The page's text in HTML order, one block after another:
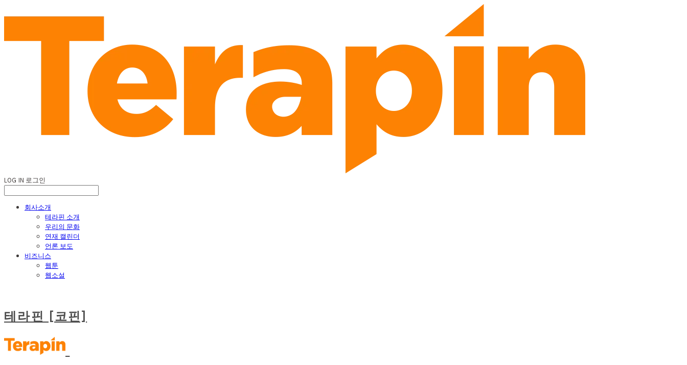
LOG IN 로그인
회사소개
테라핀 소개
우리의 문화
연재 캘린더
언론 보도
비즈니스
웹툰
웹소설
테라핀 [코핀]